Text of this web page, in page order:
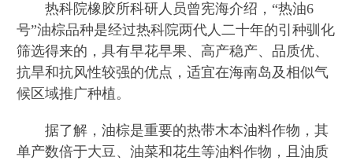
热科院橡胶所科研人员曾宪海介绍，“热油6
号”油棕品种是经过热科院两代人二十年的引种驯化
筛选得来的，具有早花早果、高产稳产、品质优、
抗旱和抗风性较强的优点，适宜在海南岛及相似气
候区域推广种植。
据了解，油棕是重要的热带木本油料作物，其
单产数倍于大豆、油菜和花生等油料作物，且油质